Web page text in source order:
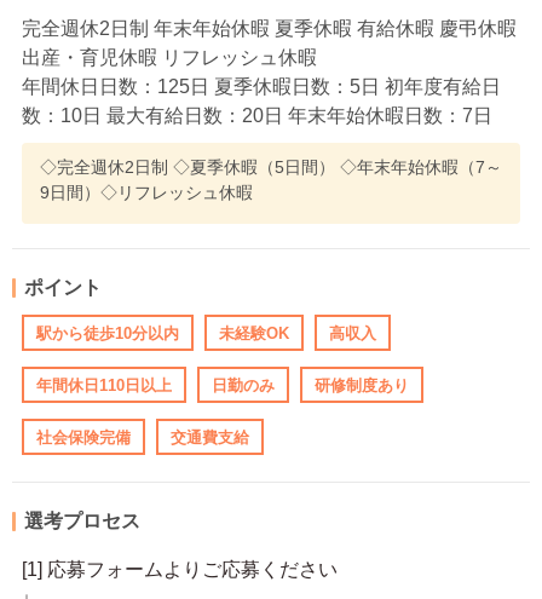
完全週休2日制 年末年始休暇 夏季休暇 有給休暇 慶弔休暇
出産・育児休暇 リフレッシュ休暇
年間休日日数：125日 夏季休暇日数：5日 初年度有給日
数：10日 最大有給日数：20日 年末年始休暇日数：7日
◇完全週休2日制 ◇夏季休暇（5日間） ◇年末年始休暇（7～
9日間）◇リフレッシュ休暇
ポイント
駅から徒歩10分以内 未経験OK 高収入
年間休日110日以上 日勤のみ 研修制度あり
社会保険完備 交通費支給
選考プロセス
[1] 応募フォームよりご応募ください